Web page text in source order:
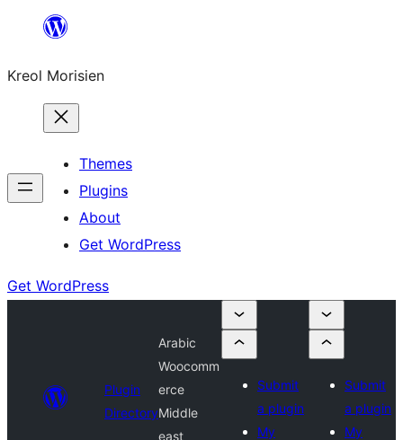
content
Kreol Morisien
Themes
Plugins
About
Get WordPress
Get WordPress
Plugin
Directory
Arabic
Woocomm
erce
Middle
east
Submit
a plugin
My
Submit
a plugin
My